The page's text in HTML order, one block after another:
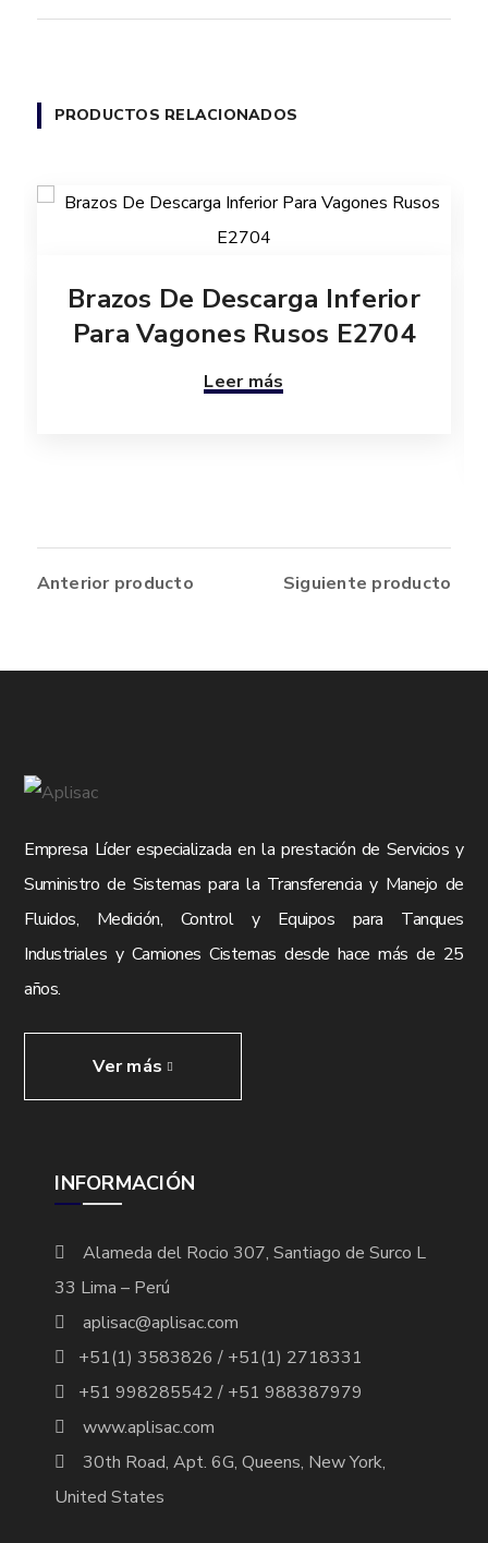
PRODUCTOS RELACIONADOS
Brazos De Descarga Inferior
Para Vagones Rusos E2704
Leer más
Anterior producto Siguiente producto
Empresa Líder especializada en la prestación de Servicios y
Suministro de Sistemas para la Transferencia y Manejo de
Fluidos, Medición, Control y Equipos para Tanques
Industriales y Camiones Cisternas desde hace más de 25
años.
Ver más
INFORMACIÓN
Alameda del Rocio 307, Santiago de Surco L
33 Lima – Perú
aplisac@aplisac.com
+51(1) 3583826 / +51(1) 2718331
+51 998285542 / +51 988387979
www.aplisac.com
30th Road, Apt. 6G, Queens, New York,
United States